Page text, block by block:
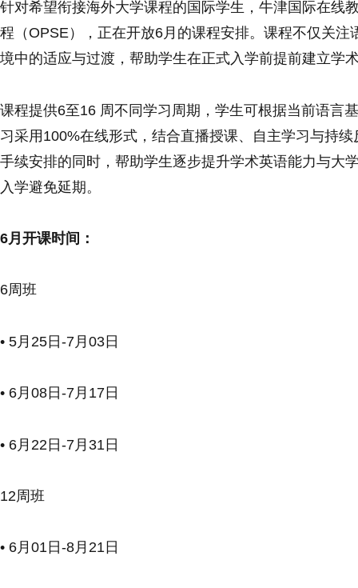
针对希望衔接海外大学课程的国际学生，牛津国际在线
程（OPSE），正在开放6月的课程安排。课程不仅关
境中的适应与过渡，帮助学生在正式入学前提前建立学
课程提供6至16 周不同学习周期，学生可根据当前语言
习采用100%在线形式，结合直播授课、自主学习与持
手续安排的同时，帮助学生逐步提升学术英语能力与大
入学避免延期。
6月开课时间：
6周班
• 5月25日-7月03日
• 6月08日-7月17日
• 6月22日-7月31日
12周班
• 6月01日-8月21日